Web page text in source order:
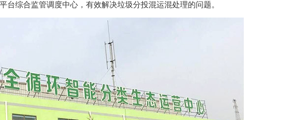
台综合监管调度中心，有效解决垃圾分投混运混处理的问题。